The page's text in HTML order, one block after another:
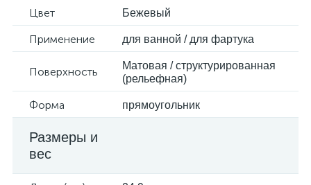
Цвет Бежевый
Применение для ванной / для фартука
Поверхность
Матовая / структурированная
(рельефная)
Форма прямоугольник
Размеры и
вес